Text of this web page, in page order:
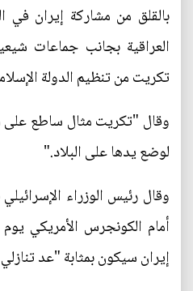
بالقلق من مشاركة إيران في
العراقية بجانب جماعات
تكريت من تنظيم الدولة
وقال "تكريت مثال ساطع على
لوضع يدها على البلاد."
وقال رئيس الوزراء
أمام الكونجرس الأمريكي يوم
إيران سيكون بمثابة "عد